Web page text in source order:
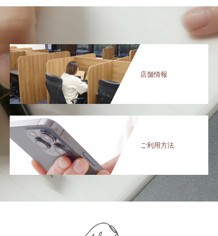
店舗情報
ご利用方法